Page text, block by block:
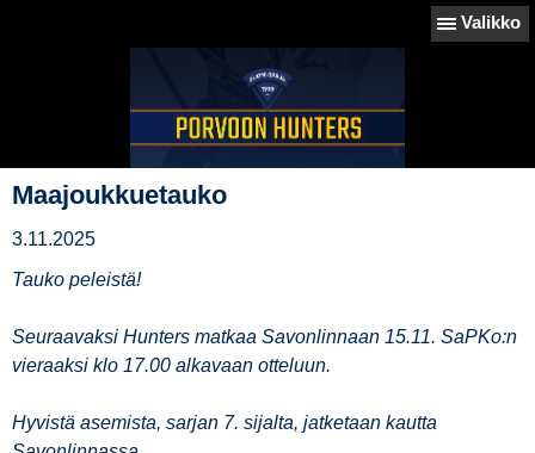
Valikko
Maajoukkuetauko
3.11.2025
Tauko peleistä!
Seuraavaksi Hunters matkaa Savonlinnaan 15.11. SaPKo:n
vieraaksi klo 17.00 alkavaan otteluun.
Hyvistä asemista, sarjan 7. sijalta, jatketaan kautta